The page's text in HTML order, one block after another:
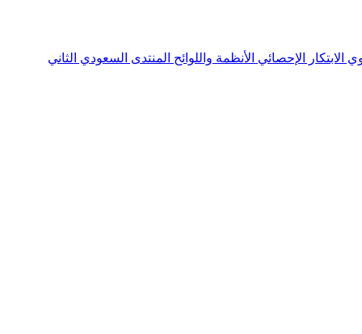
الابتكار الإحصائي الأنظمة واللوائح المنتدى السعودي الثاني